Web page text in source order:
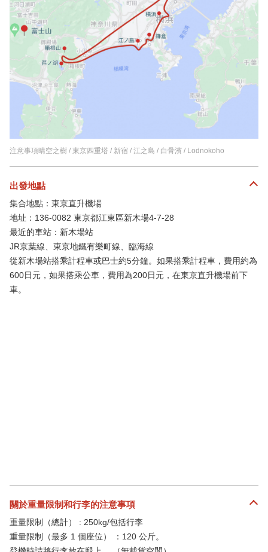
注意事項晴空之樹 / 東京四重塔 / 新宿 / 江之島 / 白骨濱 / Lodnokoho
出發地點
集合地點：東京直升機場
地址：136-0082 東京都江東區新木場4-7-28
最近的車站：新木場站
JR京葉線、東京地鐵有樂町線、臨海線
從新木場站搭乘計程車或巴士約5分鐘。如果搭乘計程車，費用約為
600日元，如果搭乘公車，費用為200日元，在東京直升機場前下
車。
關於重量限制和行李的注意事項
重量限制（總計） : 250kg/包括行李
重量限制（最多 1 個座位） ：120 公斤。